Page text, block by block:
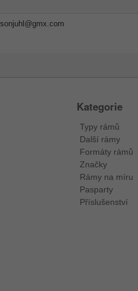
Kategorie
Typy rámů
Další rámy
Formáty rámů
Značky
Rámy na míru
Pasparty
Příslušenství